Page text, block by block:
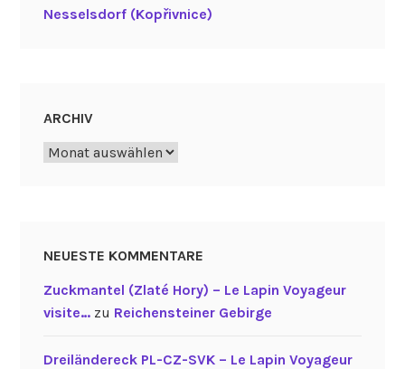
Nesselsdorf (Kopřivnice)
ARCHIV
Archiv
NEUESTE KOMMENTARE
Zuckmantel (Zlaté Hory) – Le Lapin Voyageur
visite…zu Reichensteiner Gebirge
Dreiländereck PL-CZ-SVK – Le Lapin Voyageur